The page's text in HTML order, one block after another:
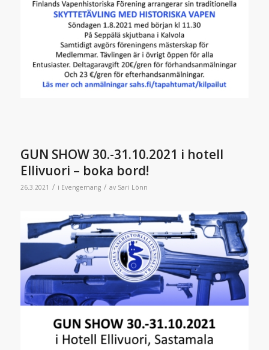
GUN SHOW 30.-31.10.2021 i hotell
Ellivuori – boka bord!
26.3.2021 / i Evengemang / av Sari Lönn